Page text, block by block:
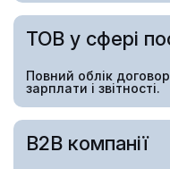
ТОВ у сфері
Повний облік
зарплати і звітності.
B2B компанії